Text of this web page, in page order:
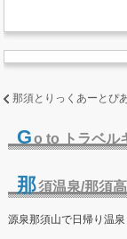
那須とりっくあーとぴ
Go to トラベル
那須温泉/那須
源泉那須山で日帰り温泉